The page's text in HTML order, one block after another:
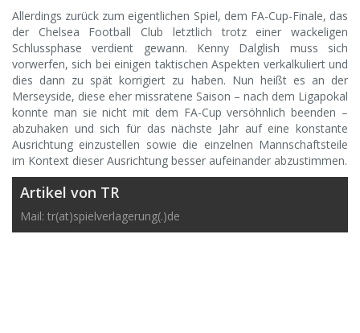
Allerdings zurück zum eigentlichen Spiel, dem FA-Cup-Finale, das
der Chelsea Football Club letztlich trotz einer wackeligen
Schlussphase verdient gewann. Kenny Dalglish muss sich
vorwerfen, sich bei einigen taktischen Aspekten verkalkuliert und
dies dann zu spät korrigiert zu haben. Nun heißt es an der
Merseyside, diese eher missratene Saison – nach dem Ligapokal
konnte man sie nicht mit dem FA-Cup versöhnlich beenden –
abzuhaken und sich für das nächste Jahr auf eine konstante
Ausrichtung einzustellen sowie die einzelnen Mannschaftsteile
im Kontext dieser Ausrichtung besser aufeinander abzustimmen.
Artikel von TR
Mail: tr(at)spielverlagerung(.)de